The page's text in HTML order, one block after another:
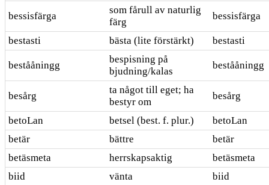
bessisfärga
som fårull av naturlig
färg
bessisfärga
bestasti bästa (lite förstärkt) bestasti
bestååningg
bespisning på
bjudning/kalas
bestååningg
besårg
ta något till eget; ha
bestyr om
besårg
betoLan betsel (best. f. plur.)
betoLan
betär
bättre
betär
betäsmeta
herrskapsaktig
betäsmeta
biid
vänta
biid